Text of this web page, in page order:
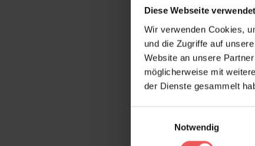
Diese Webseite
Wir verwenden Cookies,
und die Zugriffe auf
Website an unsere
möglicherweise mit
der Dienste gesammelt
Notwendig